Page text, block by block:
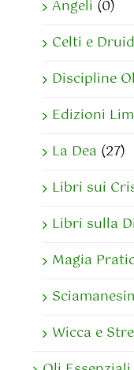
Angeli (0)
Celti e
Discipline
Edizioni
La Dea (27)
Libri sui
Libri sulla
Magia
Wicca e